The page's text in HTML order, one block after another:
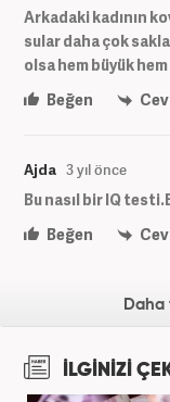
Arkadaki kadının
sular daha çok
olsa hem büyük
Beğen
Ajda 3 yıl önce
Bu nasıl bir IQ
Beğen
İLGİNİZİ